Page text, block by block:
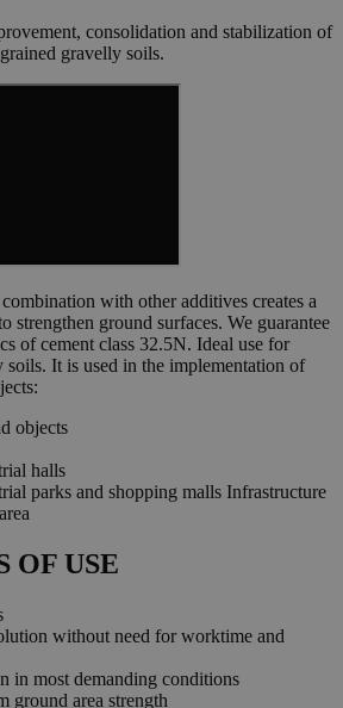
consolidation and stabilization of
gravelly soils.
with other additives creates a
strengthen ground surfaces. We guarantee
of cement class 32.5N. Ideal use for
It is used in the implementation of
objects
halls
parks and shopping malls Infrastructure
OF USE
without need for worktime and
in most demanding conditions
ground area strength